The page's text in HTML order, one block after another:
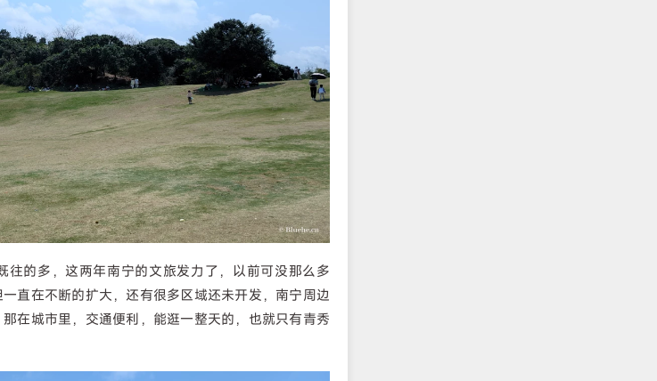
往的多，这两年南宁的文旅发力了，以前可没那么多
直在不断的扩大，还有很多区域还未开发，南宁周边
在城市里，交通便利，能逛一整天的，也就只有青秀